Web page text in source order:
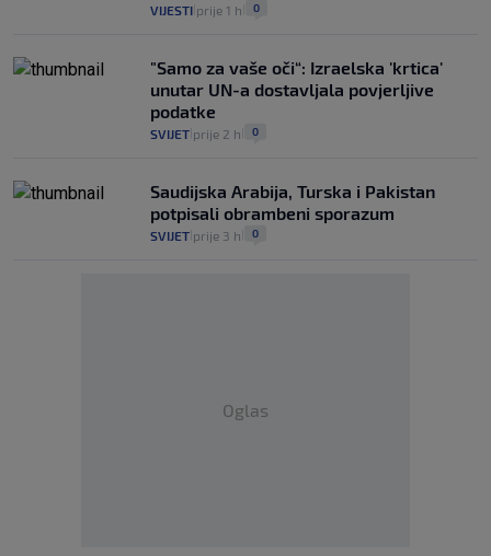
VIJESTI prije 1 h 0
"Samo za vaše oči“: Izraelska 'krtica'
unutar UN-a dostavljala povjerljive
podatke
SVIJET prije 2 h 0
Saudijska Arabija, Turska i Pakistan
potpisali obrambeni sporazum
SVIJET prije 3 h 0
Oglas